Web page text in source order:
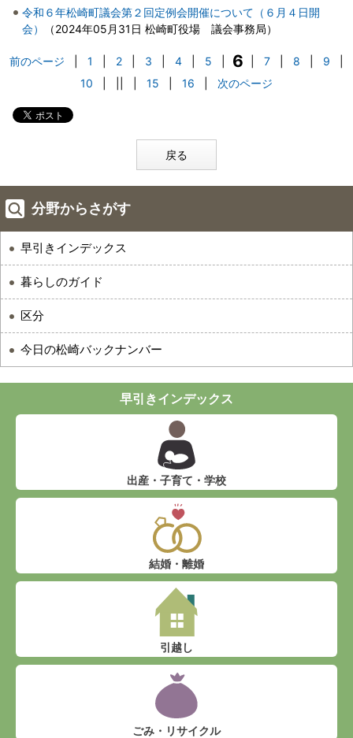
令和６年松崎町議会第２回定例会開催について（６月４日開
会）
（2024年05月31日 松崎町役場 議会事務局）
前のページ 1 2 3 4 5 6 7 8 9
10
15 16 次のページ
戻る
分野からさがす
早引きインデックス
暮らしのガイド
区分
今日の松崎バックナンバー
早引きインデックス
出産・子育て・学校
結婚・離婚
引越し
ごみ・リサイクル